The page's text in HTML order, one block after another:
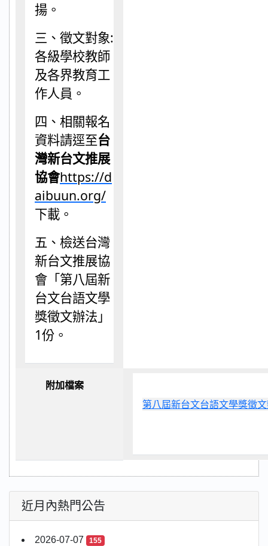
揚。
三、徵文對象:
各級學校教師
及各界教育工
作人員。
四、相關報名
資料請逕至台
灣新台文推展
協會https://d
aibuun.org/
下載。
五、檢送台灣
新台文推展協
會「第八屆新
台文台語文學
獎徵文辦法」
1份。
附加檔案
第八屆新台文台語文學獎徵
近月內熱門公告
2026-07-07 155